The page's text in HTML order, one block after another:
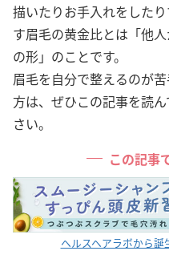
描いたりお手入れをした
す眉毛の黄金比とは「他
の形」のことです。
眉毛を自分で整えるのが
方は、ぜひこの記事を読
さい。
この記事
ヘルスヘアラボから